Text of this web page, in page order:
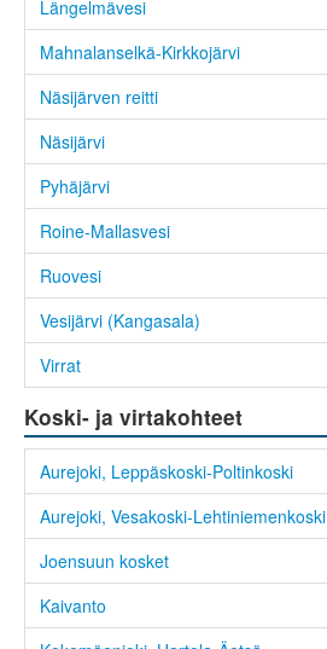
Längelmävesi
Mahnalanselkä-Kirkkojärvi
Näsijärven reitti
Näsijärvi
Pyhäjärvi
Roine-Mallasvesi
Ruovesi
Vesijärvi (Kangasala)
Virrat
Koski- ja virtakohteet
Aurejoki, Leppäskoski-Poltinkoski
Aurejoki, Vesakoski-Lehtiniemenkoski
Joensuun kosket
Kaivanto